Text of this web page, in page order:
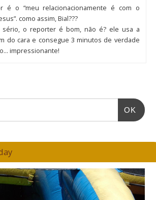
é o “meu relacionacionamente é com o
como assim, Bial???
sério, o reporter é bom, não é? ele usa a
do cara e consegue 3 minutos de verdade
impressionante!
OK